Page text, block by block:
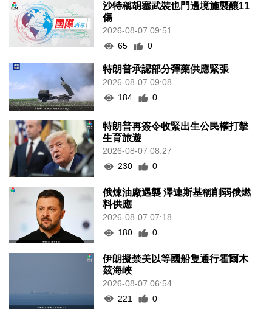
沙特稱胡塞武裝也門邊境施襲釀11
傷
2026-08-07 09:51
65
0
特朗普承認部分彈藥供應緊張
2026-08-07 09:08
184
0
特朗普再簽令收緊出生公民權打擊
生育旅遊
2026-08-07 08:27
230
0
俄煉油廠遇襲 澤連斯基稱削弱俄燃
料供應
2026-08-07 07:18
180
0
伊朗擬禁美以等國船隻通行霍爾木
茲海峽
2026-08-07 06:54
221
0